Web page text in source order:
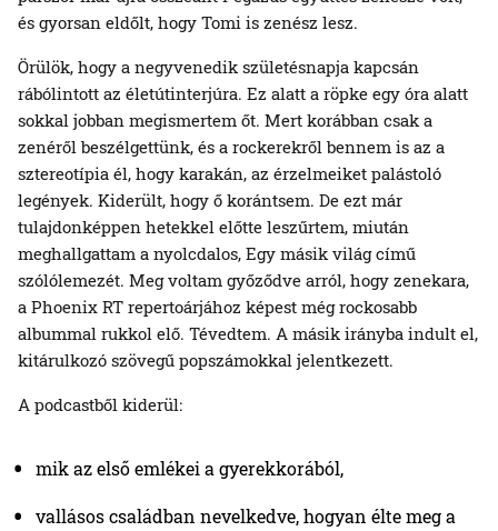
és gyorsan eldőlt, hogy Tomi is zenész lesz.
Örülök, hogy a negyvenedik születésnapja kapcsán
rábólintott az életútinterjúra. Ez alatt a röpke egy óra alatt
sokkal jobban megismertem őt. Mert korábban csak a
zenéről beszélgettünk, és a rockerekről bennem is az a
sztereotípia él, hogy karakán, az érzelmeiket palástoló
legények. Kiderült, hogy ő korántsem. De ezt már
tulajdonképpen hetekkel előtte leszűrtem, miután
meghallgattam a nyolcdalos, Egy másik világ című
szólólemezét. Meg voltam győződve arról, hogy zenekara,
a Phoenix RT repertoárjához képest még rockosabb
albummal rukkol elő. Tévedtem. A másik irányba indult el,
kitárulkozó szövegű popszámokkal jelentkezett.
A podcastből kiderül:
mik az első emlékei a gyerekkorából,
vallásos családban nevelkedve, hogyan élte meg a